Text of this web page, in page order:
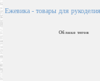
Ежевика - товары для рукоделия
Облако тегов